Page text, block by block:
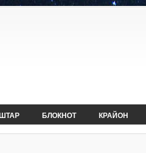
БЛОКНОТ КРАЙОН